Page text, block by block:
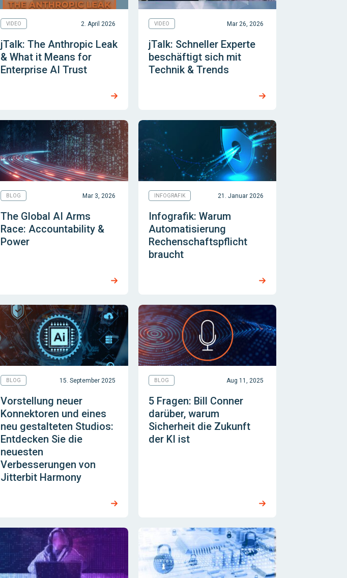
VIDEO 2. April 2026
jTalk: The Anthropic Leak
& What it Means for
Enterprise AI Trust
VIDEO Mar 26, 2026
jTalk: Schneller Experte
beschäftigt sich mit
Technik & Trends
BLOG Mar 3, 2026
The Global AI Arms
Race: Accountability &
Power
INFOGRAFIK 21. Januar 2026
Infografik: Warum
Automatisierung
Rechenschaftspflicht
braucht
BLOG 15. September 2025
Vorstellung neuer
Konnektoren und eines
neu gestalteten Studios:
Entdecken Sie die
neuesten
Verbesserungen von
Jitterbit Harmony
BLOG Aug 11, 2025
5 Fragen: Bill Conner
darüber, warum
Sicherheit die Zukunft
der KI ist